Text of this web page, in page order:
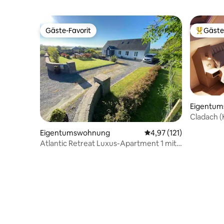
Gäste-Favorit
Gäste-Favorit
Eigentumswohnung Durchschnittliche
4,97 (121)
Atlantic Retreat Luxus-Apartment 1 mit
Cladach